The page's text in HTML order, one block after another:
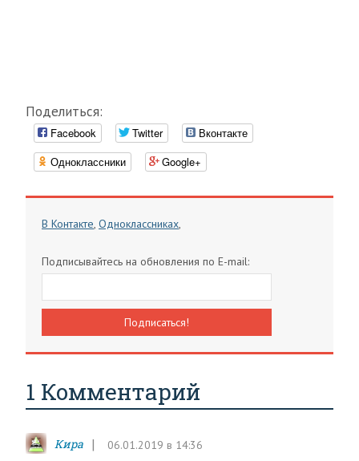
Поделиться:
Facebook Twitter
Вконтакте
Одноклассники
Google+
В Контакте, Одноклассниках,
Подписывайтесь на обновления по E-mail:
1 Комментарий
Кира 06.01.2019 в 14:36